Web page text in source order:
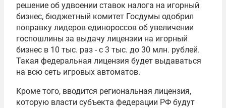
решение об удвоении ставок налога на игорный
бизнес, бюджетный комитет Госдумы одобрил
поправку лидеров единороссов об увеличении
госпошлины за выдачу лицензии на игорный
бизнес в 10 тыс. раз - с 3 тыс. до 30 млн. рублей.
Такая федеральная лицензия будет выдаваться
на всю сеть игровых автоматов.
Кроме того, вводится региональная лицензия,
которую власти субъекта федерации РФ будут